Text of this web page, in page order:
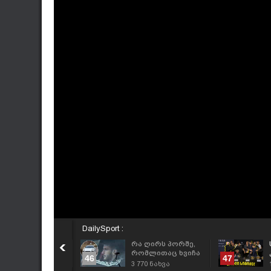
DailySport :
46
რა ღირს პორშე,
რომლითაც ხვიჩა
კვარაცხელია
3 770 ნახვა
47